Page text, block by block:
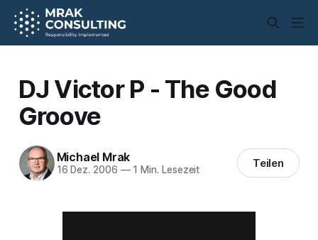
DJ Victor P - The Good
Groove
Michael Mrak
16 Dez. 2006 —1 Min. Lesezeit Teilen